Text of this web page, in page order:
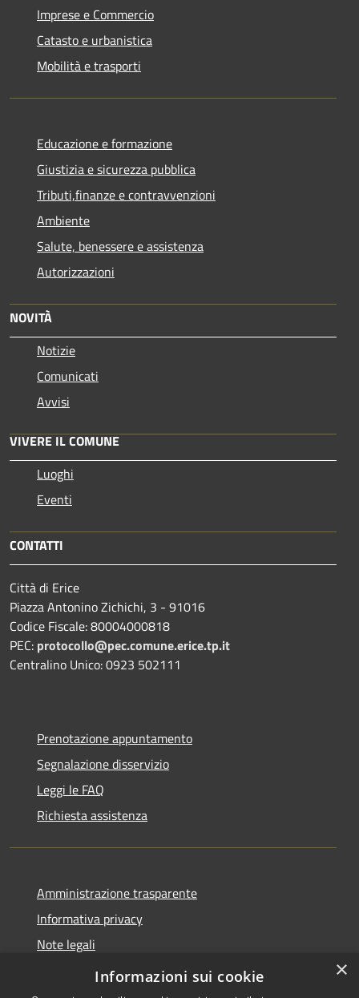
Imprese e Commercio
Catasto e urbanistica
Mobilità e trasporti
Educazione e formazione
Giustizia e sicurezza pubblica
Tributi,finanze e contravvenzioni
Ambiente
Salute, benessere e assistenza
Autorizzazioni
NOVITÀ
Notizie
Comunicati
Avvisi
VIVERE IL COMUNE
Luoghi
Eventi
CONTATTI
Città di Erice
Piazza Antonino Zichichi, 3 - 91016
Codice Fiscale: 80004000818
PEC: protocollo@pec.comune.erice.tp.it
Centralino Unico: 0923 502111
Prenotazione appuntamento
Segnalazione disservizio
Leggi le FAQ
Richiesta assistenza
Amministrazione trasparente
Informativa privacy
Note legali
Dichiarazione di accessibilità
×
Informazioni sui cookie